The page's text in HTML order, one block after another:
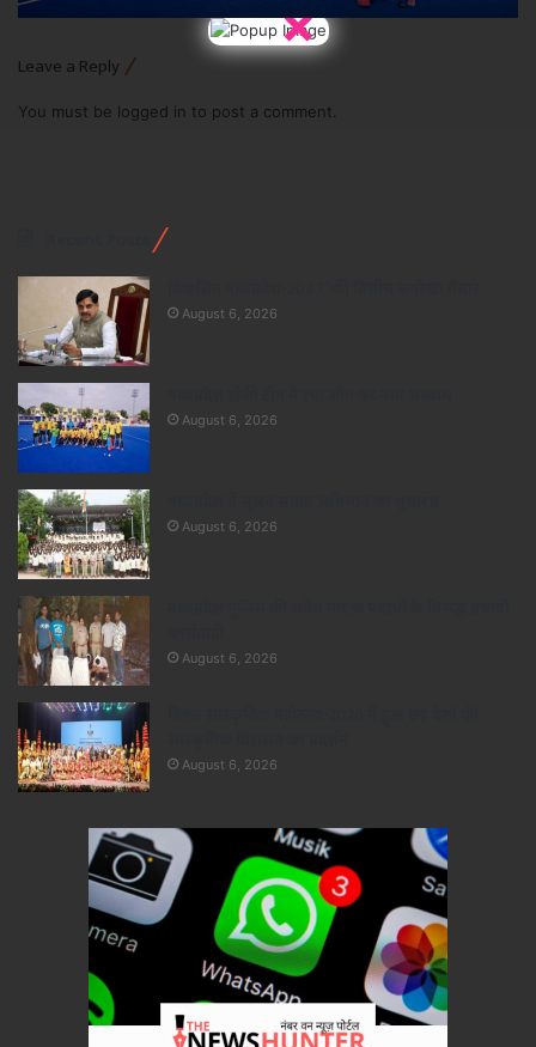
Leave a Reply
You must be logged in to post a comment.
×
August 6, 2026
August 6, 2026
August 6, 2026
August 6, 2026
August 6, 2026